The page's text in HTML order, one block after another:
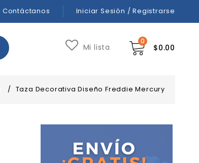
Contáctanos Iniciar Sesión / Registrarse
0
$0.00
Mi lista
/ Taza Decorativa Diseño Freddie Mercury